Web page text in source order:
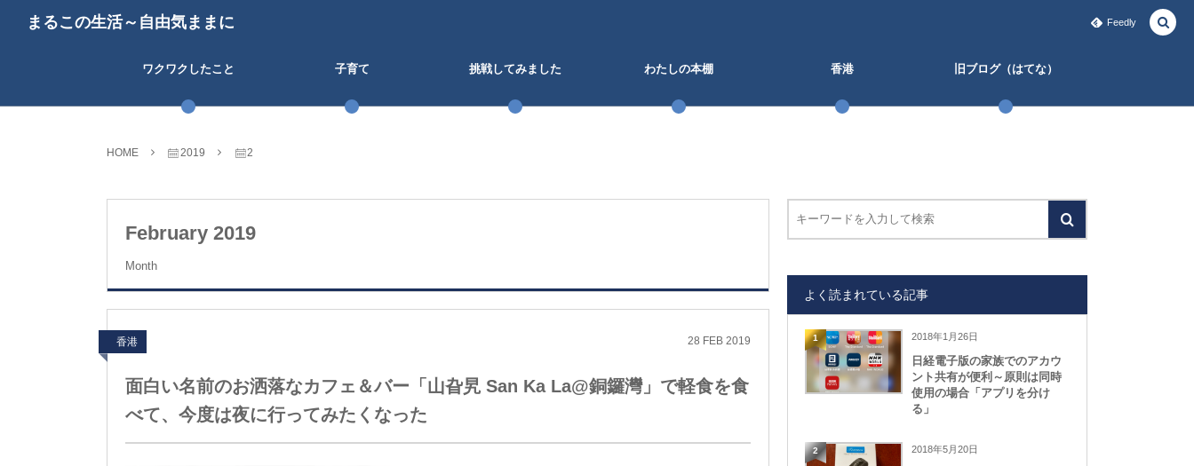
まるこの生活～自由気ままに Feedly
ワクワクしたこと 子育て 挑戦してみました わたしの本棚 香港 旧ブログ（はてな）
HOME 2019 2
February 2019
Month
香港 28 FEB 2019
面白い名前のお洒落なカフェ＆バー「山旮旯 San Ka La@銅鑼灣」で軽食を食
べて、今度は夜に行ってみたくなった
よく読まれている記事
1 2018年1月26日
日経電子版の家族でのアカウ
ント共有が便利～原則は同時
使用の場合「アプリを分け
る」
2 2018年5月20日